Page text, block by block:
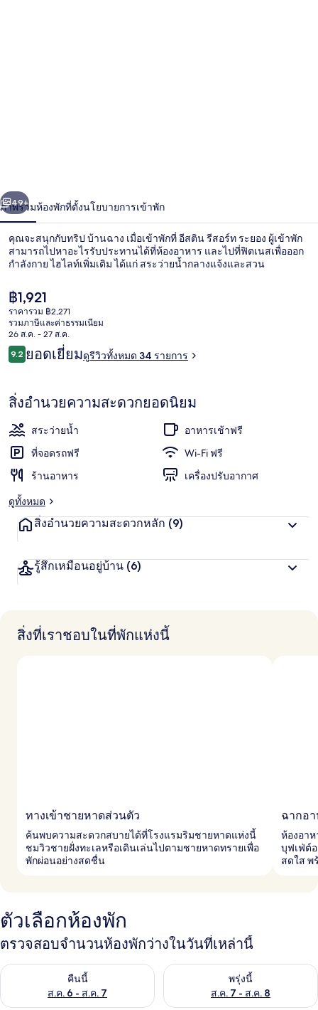
ฝ่ายต้อนรับ
า
ถัดไป
49+
ภาพรวมห้องพักที่ตั้งนโยบายการเข้าพัก
คุณจะสนุกกับทริป บ้านฉาง เมื่อเข้าพักที่ อีสติน รีสอร์ท ระยอง ผู้เข้าพัก
สามารถไปหาอะไรรับประทานได้ที่ห้องอาหาร และไปที่ฟิตเนสเพื่อออก
กำลังกาย ไฮไลท์เพิ่มเติม ได้แก่ สระว่ายน้ำกลางแจ้งและสวน
ราคา
ปัจจุบัน
฿1,921
฿1,921
ราคารวม ฿2,271
รวมภาษีและค่าธรรมเนียม
26 ส.ค. - 27 ส.ค.
รีวิว
9.29.2 จาก 10
ยอดเยี่ยมดูรีวิวทั้งหมด 34 รายการ
สิ่งอำนวยความสะดวกยอดนิยม
สระว่ายน้ำ
อาหารเช้าฟรี
ที่จอดรถฟรี
Wi-Fi ฟรี
ร้านอาหาร
เครื่องปรับอากาศ
ดูทั้งหมด
สิ่งอำนวยความสะดวกหลัก (9)
รู้สึกเหมือนอยู่บ้าน (6)
สิ่งที่เราชอบในที่พักแห่งนี้
ทางเข้าชายหาดส่วนตัว
ค้นพบความสะดวกสบายได้ที่โรงแรมริมชายหาดแห่งนี้
ชมวิวชายฝั่งทะเลหรือเดินเล่นไปตามชายหาดทรายเพื่อ
พักผ่อนอย่างสดชื่น
ฉากอ
ห้องอา
บุฟเฟ่ต์
สดใส พ
ตัวเลือกห้องพัก
ตรวจสอบจำนวนห้องพักว่างในวันที่เหล่านี้
คืนนี้
ส.ค. 6 - ส.ค. 7
ตรวจสอบจำนวนห้องพักว่างในคืนนี้ ส.ค. 6 - ส.ค. 7พรุ่งนี้
ส.ค. 7 - ส.ค. 8
ตรวจสอบจำนวนห้องพักว่างใน